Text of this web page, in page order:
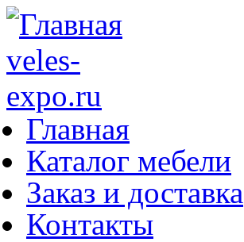
Главная
Каталог мебели
Заказ и доставка
Контакты